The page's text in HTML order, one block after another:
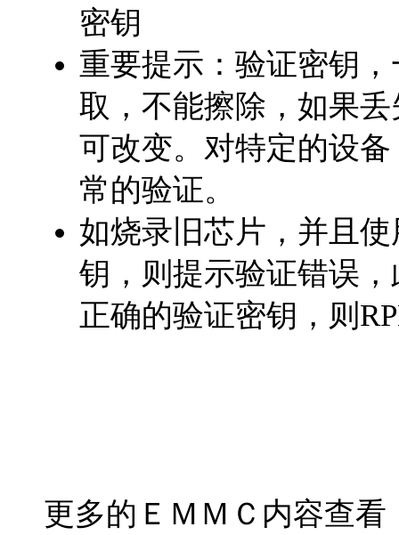
密钥
重要提示：验证密钥
取，不能擦除，如果
可改变。对特定的设
常的验证。
如烧录旧芯片，并且
钥，则提示验证错误
正确的验证密钥，则
更多的ＥＭＭＣ内容查看